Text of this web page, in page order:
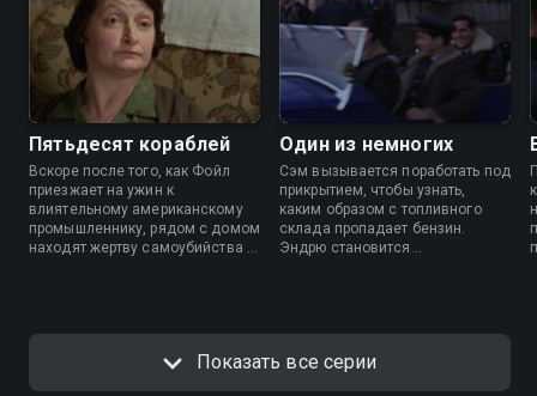
Пятьдесят кораблей
Вскоре после того, как Фойл
приезжает на ужин к
влиятельному американскому
промышленнику, рядом с домом
находят жертву самоубийства и
Один из немногих
Сэм вызывается поработать под
прикрытием, чтобы узнать,
каким образом с топливного
склада пропадает бензин.
Эндрю становится
Показать все серии